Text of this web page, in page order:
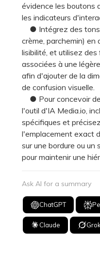
évidence les boutons
les indicateurs
● Intégrez des tons
crème, parchemin) en
lisibilité, et utilisez
associées à une
afin d'ajouter de la
de confusion visuelle.
● Pour concevoir
l'outil d'IA Media.io,
spécifiques et
l'emplacement exact
sur une bordure ou
pour maintenir une
Ask AI for a summary
ChatGPT
Claude Grok